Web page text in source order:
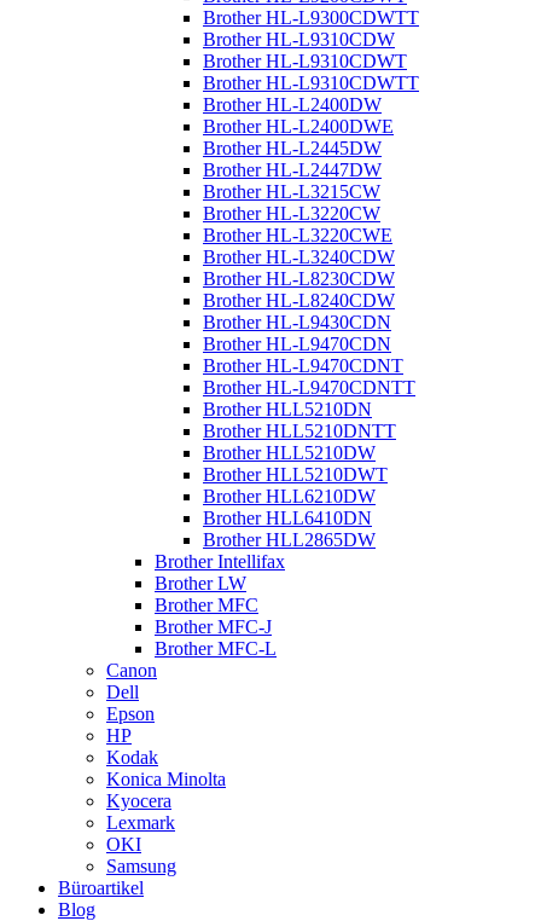
Brother HL-L9300CDWTT
Brother HL-L9310CDW
Brother HL-L9310CDWT
Brother HL-L9310CDWTT
Brother HL-L2400DW
Brother HL-L2400DWE
Brother HL-L2445DW
Brother HL-L2447DW
Brother HL-L3215CW
Brother HL-L3220CW
Brother HL-L3220CWE
Brother HL-L3240CDW
Brother HL-L8230CDW
Brother HL-L8240CDW
Brother HL-L9430CDN
Brother HL-L9470CDN
Brother HL-L9470CDNT
Brother HL-L9470CDNTT
Brother HLL5210DN
Brother HLL5210DNTT
Brother HLL5210DW
Brother HLL5210DWT
Brother HLL6210DW
Brother HLL6410DN
Brother HLL2865DW
Brother Intellifax
Brother LW
Brother MFC
Brother MFC-J
Brother MFC-L
Canon
Dell
Epson
HP
Kodak
Konica Minolta
Kyocera
Lexmark
OKI
Samsung
Büroartikel
Blog